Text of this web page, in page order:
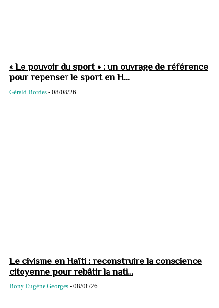
« Le pouvoir du sport » : un ouvrage de référence
pour repenser le sport en H...
Gérald Bordes - 08/08/26
Le civisme en Haïti : reconstruire la conscience
citoyenne pour rebâtir la nati...
Bony Eugène Georges - 08/08/26